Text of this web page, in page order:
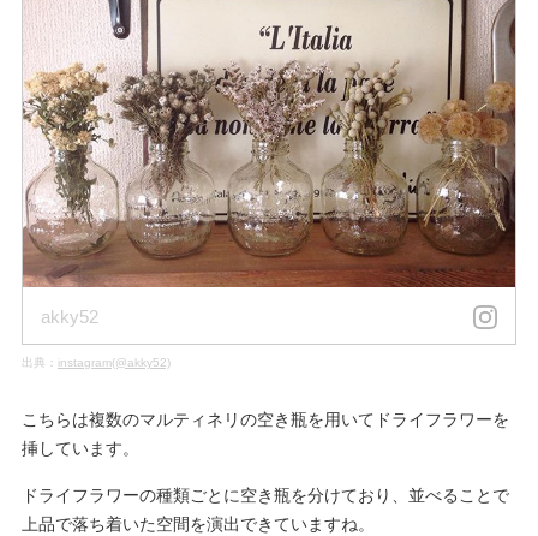
akky52
出典： instagram(@akky52)
こちらは複数のマルティネリの空き瓶を用いてドライフラワーを
挿しています。
ドライフラワーの種類ごとに空き瓶を分けており、並べることで
上品で落ち着いた空間を演出できていますね。